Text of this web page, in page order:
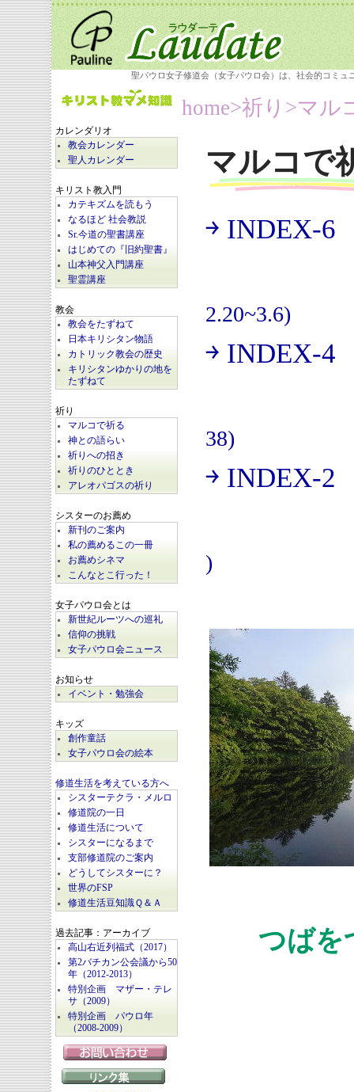
聖パウロ女子修道会（女子パウロ会）は、社会的コミ
カレンダリオ
教会カレンダー
聖人カレンダー
キリスト教入門
カテキズムを読もう
なるほど 社会教説
Sr.今道の聖書講座
はじめての『旧約聖書』
山本神父入門講座
聖霊講座
教会
教会をたずねて
日本キリシタン物語
カトリック教会の歴史
キリシタンゆかりの地を
たずねて
祈り
マルコで祈る
神との語らい
祈りへの招き
祈りのひととき
アレオパゴスの祈り
シスターのお薦め
新刊のご案内
私の薦めるこの一冊
お薦めシネマ
こんなとこ行った！
女子パウロ会とは
新世紀ルーツへの巡礼
信仰の挑戦
女子パウロ会ニュース
お知らせ
イベント・勉強会
キッズ
創作童話
女子パウロ会の絵本
修道生活を考えている方へ
シスターテクラ・メルロ
修道院の一日
修道生活について
シスターになるまで
支部修道院のご案内
どうしてシスターに？
世界のFSP
修道生活豆知識Ｑ＆Ａ
過去記事：アーカイブ
高山右近列福式（2017）
第2バチカン公会議から50
年（2012-2013）
特別企画 マザー・テレ
サ（2009）
特別企画 パウロ年
（2008-2009）
home>祈り>マル
マルコで
￫ INDEX-6
2.20~3.6)
￫ INDEX-4
38)
￫ INDEX-2
)
つばを